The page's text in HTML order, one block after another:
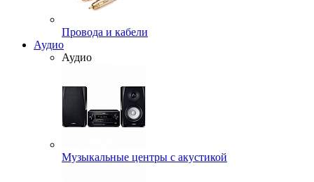
Провода и кабели
Аудио
Аудио
Музыкальные центры с акустикой